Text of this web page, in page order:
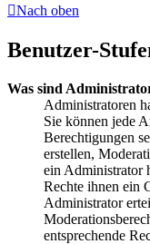
Nach oben
Benutzer-
Was sind
Administratoren
Sie können jede
Berechtigungen
erstellen,
ein Administrator
Rechte ihnen ein
Administrator
entsprechende